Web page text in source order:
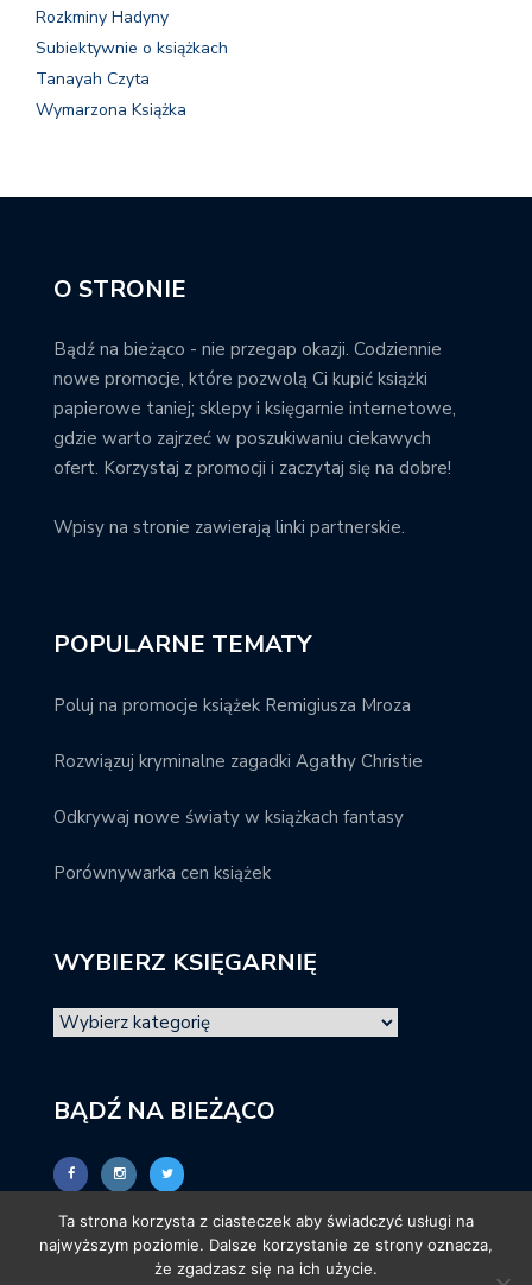
Rozkminy Hadyny
Subiektywnie o książkach
Tanayah Czyta
Wymarzona Książka
O STRONIE
Bądź na bieżąco - nie przegap okazji. Codziennie
nowe promocje, które pozwolą Ci kupić książki
papierowe taniej; sklepy i księgarnie internetowe,
gdzie warto zajrzeć w poszukiwaniu ciekawych
ofert. Korzystaj z promocji i zaczytaj się na dobre!
Wpisy na stronie zawierają linki partnerskie.
POPULARNE TEMATY
Poluj na promocje książek Remigiusza Mroza
Rozwiązuj kryminalne zagadki Agathy Christie
Odkrywaj nowe światy w książkach fantasy
Porównywarka cen książek
WYBIERZ KSIĘGARNIĘ
BĄDŹ NA BIEŻĄCO
Ta strona korzysta z ciasteczek aby świadczyć usługi na
najwyższym poziomie. Dalsze korzystanie ze strony oznacza,
że zgadzasz się na ich użycie.